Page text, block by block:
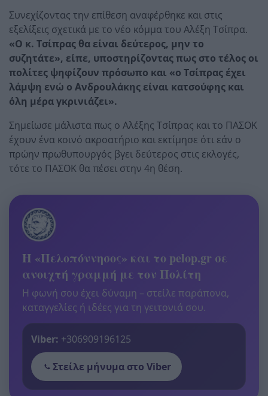
Συνεχίζοντας την επίθεση αναφέρθηκε και στις
εξελίξεις σχετικά με το νέο κόμμα του Αλέξη Τσίπρα.
«Ο κ. Τσίπρας θα είναι δεύτερος, μην το
συζητάτε», είπε, υποστηρίζοντας πως στο τέλος οι
πολίτες ψηφίζουν πρόσωπο και «ο Τσίπρας έχει
λάμψη ενώ ο Ανδρουλάκης είναι κατσούφης και
όλη μέρα γκρινιάζει».
Σημείωσε μάλιστα πως ο Αλέξης Τσίπρας και το ΠΑΣΟΚ
έχουν ένα κοινό ακροατήριο και εκτίμησε ότι εάν ο
πρώην πρωθυπουργός βγει δεύτερος στις εκλογές,
τότε το ΠΑΣΟΚ θα πέσει στην 4η θέση.
Η «Πελοπόννησος» και το pelop.gr σε
ανοιχτή γραμμή με τον Πολίτη
Η φωνή σου έχει δύναμη – στείλε παράπονα,
καταγγελίες ή ιδέες για τη γειτονιά σου.
Viber: +306909196125
Στείλε μήνυμα στο Viber